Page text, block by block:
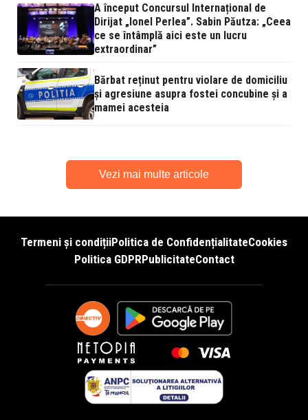
A început Concursul Internațional de
Dirijat „Ionel Perlea”. Sabin Păutza: „Ceea
ce se întâmplă aici este un lucru
extraordinar”
Bărbat reținut pentru violare de domiciliu
și agresiune asupra fostei concubine și a
mamei acesteia
Vezi mai multe articole
Termeni și condițiiPolitica de ConfidențialitateCookies
Politica GDPRPublicitateContact